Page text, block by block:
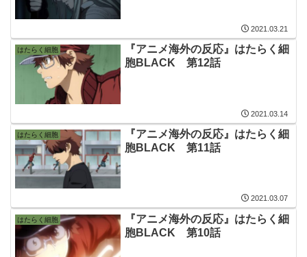
2021.03.21
はたらく細胞
『アニメ海外の反応』はたらく細
胞BLACK 第12話
2021.03.14
はたらく細胞
『アニメ海外の反応』はたらく細
胞BLACK 第11話
2021.03.07
はたらく細胞
『アニメ海外の反応』はたらく細
胞BLACK 第10話